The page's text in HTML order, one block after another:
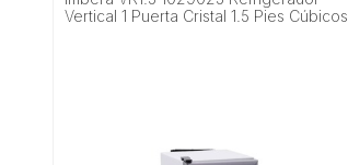
Vertical 1 Puerta Cristal 1.5 Pies Cúbicos